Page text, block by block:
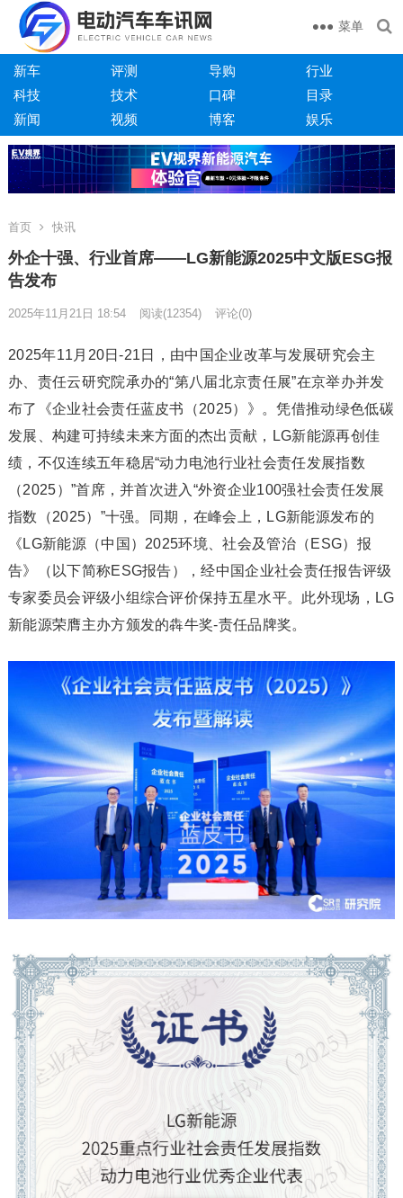
菜单
新车 评测 导购
行业
科技
技术 口碑
目录
新闻
视频 博客 娱乐
首页 快讯
外企十强、行业首席——LG新能源2025中文版ESG报
告发布
2025年11月21日 18:54 阅读(12354) 评论(0)
2025年11月20日-21日，由中国企业改革与发展研究会主
办、责任云研究院承办的“第八届北京责任展”在京举办并发
布了《企业社会责任蓝皮书（2025）》。凭借推动绿色低碳
发展、构建可持续未来方面的杰出贡献，LG新能源再创佳
绩，不仅连续五年稳居“动力电池行业社会责任发展指数
（2025）”首席，并首次进入“外资企业100强社会责任发展
指数（2025）”十强。同期，在峰会上，LG新能源发布的
《LG新能源（中国）2025环境、社会及管治（ESG）报
告》（以下简称ESG报告），经中国企业社会责任报告评级
专家委员会评级小组综合评价保持五星水平。此外现场，LG
新能源荣膺主办方颁发的犇牛奖-责任品牌奖。